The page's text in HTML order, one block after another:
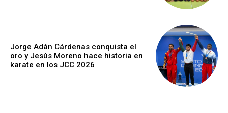
Jorge Adán Cárdenas conquista el
oro y Jesús Moreno hace historia en
karate en los JCC 2026